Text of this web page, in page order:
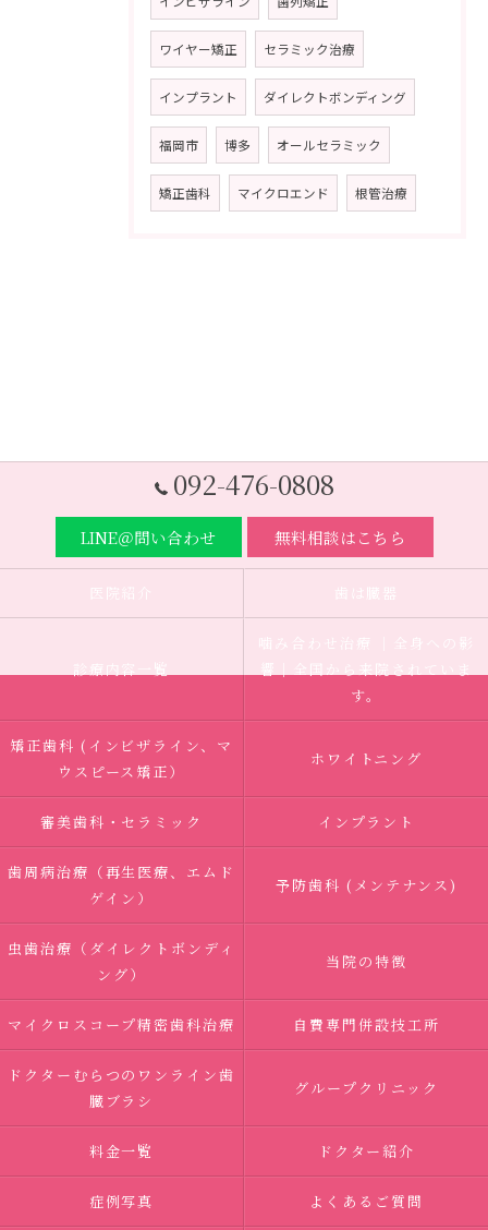
ワイヤー矯正 セラミック治療
インプラント ダイレクトボンディング
福岡市 博多 オールセラミック
矯正歯科 マイクロエンド 根管治療
092-476-0808
LINE＠問い合わせ 無料相談はこちら
医院紹介 歯は臓器
診療内容一覧
噛み合わせ治療 ｜全身への影
響｜全国から来院されていま
す。
矯正歯科 (インビザライン、マ
ウスピース矯正）
ホワイトニング
審美歯科・セラミック インプラント
歯周病治療（再生医療、エムド
ゲイン）
予防歯科 (メンテナンス)
虫歯治療（ダイレクトボンディ
ング）
当院の特徴
マイクロスコープ精密歯科治療 自費専門併設技工所
ドクターむらつのワンライン歯
臓ブラシ
グループクリニック
料金一覧 ドクター紹介
症例写真 よくあるご質問